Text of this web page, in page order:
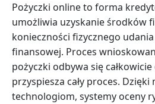
Pożyczki online to forma
umożliwia uzyskanie środków
konieczności fizycznego
finansowej. Proces
pożyczki odbywa się
przyspiesza cały proces.
technologiom, systemy oceny